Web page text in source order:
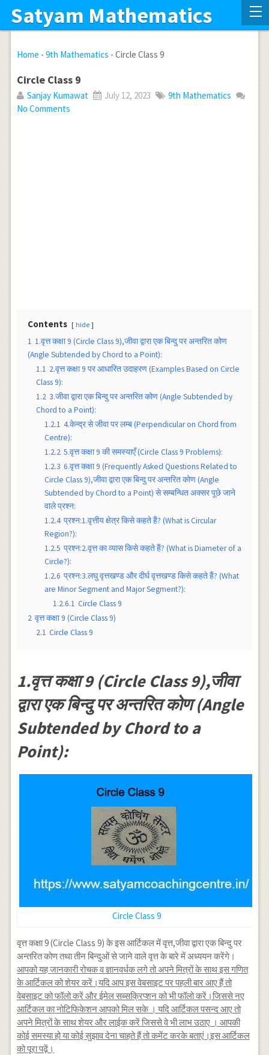
Satyam Mathematics
Home - 9th Mathematics - Circle Class 9
Circle Class 9
Sanjay Kumawat July 12, 2023
9th Mathematics
No Comments
Contents hide
1 1.वृत्त कक्षा 9 (Circle Class 9),जीवा द्वारा एक बिन्दु पर अन्तरित कोण
(Angle Subtended by Chord to a Point):
1.1 2.वृत्त कक्षा 9 पर आधारित उदाहरण (Examples Based on Circle
Class 9):
1.2 3.जीवा द्वारा एक बिन्दु पर अन्तरित कोण (Angle Subtended by
Chord to a Point):
1.2.1 4.केन्द्र से जीवा पर लम्ब (Perpendicular on Chord from
Centre):
1.2.2 5.वृत्त कक्षा 9 की समस्याएँ (Circle Class 9 Problems):
1.2.3 6.वृत्त कक्षा 9 (Frequently Asked Questions Related to
Circle Class 9),जीवा द्वारा एक बिन्दु पर अन्तरित कोण (Angle
Subtended by Chord to a Point) से सम्बन्धित अक्सर पूछे जाने
वाले प्रश्न:
1.2.4 प्रश्न:1.वृत्तीय क्षेत्र किसे कहते हैं? (What is Circular
Region?):
1.2.5 प्रश्न:2.वृत्त का व्यास किसे कहते हैं? (What is Diameter of a
Circle?):
1.2.6 प्रश्न:3.लघु वृत्तखण्ड और दीर्घ वृत्तखण्ड किसे कहते हैं? (What
are Minor Segment and Major Segment?):
1.2.6.1 Circle Class 9
2 वृत्त कक्षा 9 (Circle Class 9)
2.1 Circle Class 9
1.वृत्त कक्षा 9 (Circle Class 9),जीवा
द्वारा एक बिन्दु पर अन्तरित कोण (Angle
Subtended by Chord to a
Point):
Circle Class 9
वृत्त कक्षा 9 (Circle Class 9) के इस आर्टिकल में वृत्त,जीवा द्वारा एक बिन्दु पर
अन्तरित कोण तथा तीन बिन्दुओं से जाने वाले वृत्त के बारे में अध्ययन करेंगे।
आपको यह जानकारी रोचक व ज्ञानवर्धक लगे तो अपने मित्रों के साथ इस गणित
के आर्टिकल को शेयर करें।यदि आप इस वेबसाइट पर पहली बार आए हैं तो
वेबसाइट को फॉलो करें और ईमेल सब्सक्रिप्शन को भी फॉलो करें।जिससे नए
आर्टिकल का नोटिफिकेशन आपको मिल सके । यदि आर्टिकल पसन्द आए तो
अपने मित्रों के साथ शेयर और लाईक करें जिससे वे भी लाभ उठाए । आपकी
कोई समस्या हो या कोई सुझाव देना चाहते हैं तो कमेंट करके बताएं।इस आर्टिकल
को पूरा पढ़ें।